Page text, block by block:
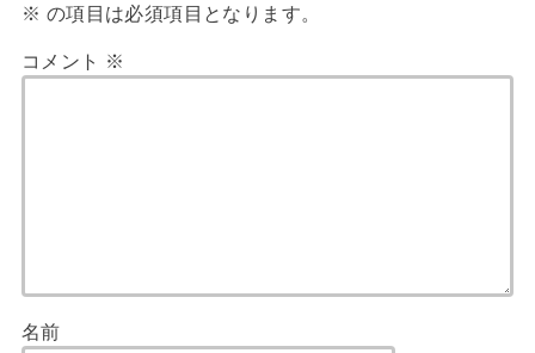
※ の項目は必須項目となります。
コメント ※
名前